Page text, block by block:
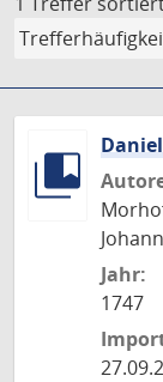
Jahr:
1747